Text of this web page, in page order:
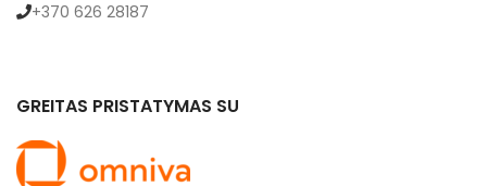
+370 626 28187
GREITAS PRISTATYMAS SU